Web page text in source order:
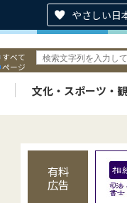
やさしい日
すべて
ページ
文化・スポーツ・
有料
広告